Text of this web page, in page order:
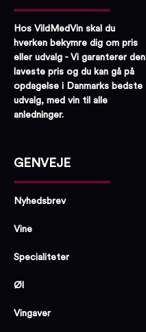
Hos VildMedVin skal du
hverken bekymre dig om pris
eller udvalg - Vi garanterer den
laveste pris og du kan gå på
opdagelse i Danmarks bedste
udvalg, med vin til alle
anledninger.
GENVEJE
Nyhedsbrev
Vine
Specialiteter
Øl
Vingaver